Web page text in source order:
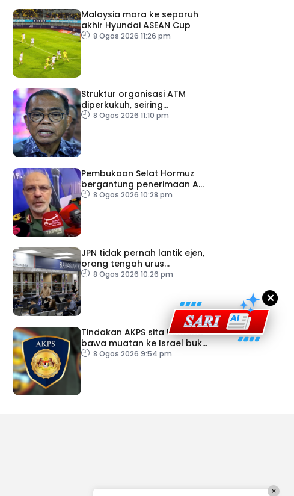
Perkasa SCORE Marathon 2026 Melalui Kerjasama
Pempengaruh Larian Antarabangsa
Malaysia mara ke separuh
akhir Hyundai ASEAN Cup
8 Ogos 2026 11:26 pm
Struktur organisasi ATM
diperkukuh, seiring
pemodenan aset
8 Ogos 2026 11:10 pm
Pembukaan Selat Hormuz
bergantung penerimaan AS
– IRGC
8 Ogos 2026 10:28 pm
JPN tidak pernah lantik ejen,
orang tengah urus
dokumentasi
8 Ogos 2026 10:26 pm
Tindakan AKPS sita kontena
bawa muatan ke Israel bukti
ketegasan Malaysia
8 Ogos 2026 9:54 pm
×
×